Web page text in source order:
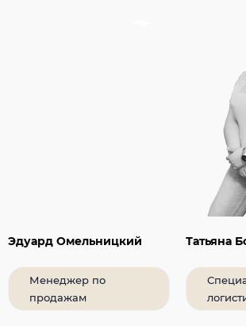
Эдуард Омельницкий
Менеджер по
продажам
Татьяна